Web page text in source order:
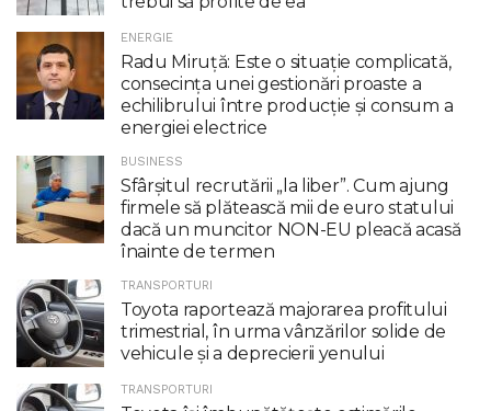
ENERGIE
Radu Miruţă: Este o situaţie complicată,
consecinţa unei gestionări proaste a
echilibrului între producţie şi consum a
energiei electrice
BUSINESS
Sfârșitul recrutării „la liber”. Cum ajung
firmele să plătească mii de euro statului
dacă un muncitor NON-EU pleacă acasă
înainte de termen
TRANSPORTURI
Toyota raportează majorarea profitului
trimestrial, în urma vânzărilor solide de
vehicule și a deprecierii yenului
TRANSPORTURI